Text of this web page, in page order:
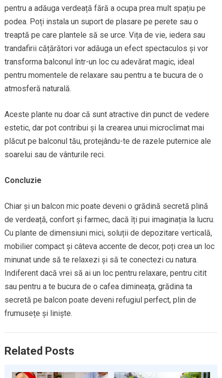
pentru a adăuga verdeață fără a ocupa prea mult spațiu pe
podea. Poți instala un suport de plasare pe perete sau o
treaptă pe care plantele să se urce. Vița de vie, iedera sau
trandafirii cățărători vor adăuga un efect spectaculos și vor
transforma balconul într-un loc cu adevărat magic, ideal
pentru momentele de relaxare sau pentru a te bucura de o
atmosferă naturală.
Aceste plante nu doar că sunt atractive din punct de vedere
estetic, dar pot contribui și la crearea unui microclimat mai
plăcut pe balconul tău, protejându-te de razele puternice ale
soarelui sau de vânturile reci.
Concluzie
Chiar și un balcon mic poate deveni o grădină secretă plină
de verdeață, confort și farmec, dacă îți pui imaginația la lucru.
Cu plante de dimensiuni mici, soluții de depozitare verticală,
mobilier compact și câteva accente de decor, poți crea un loc
minunat unde să te relaxezi și să te conectezi cu natura.
Indiferent dacă vrei să ai un loc pentru relaxare, pentru citit
sau pentru a te bucura de o cafea dimineața, grădina ta
secretă pe balcon poate deveni refugiul perfect, plin de
frumusețe și liniște.
Related Posts